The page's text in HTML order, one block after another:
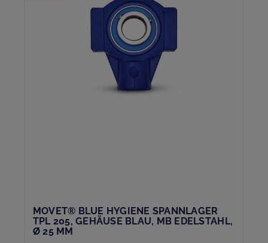
MOVET® BLUE HYGIENE SPANNLAGER
TPL 205, GEHÄUSE BLAU, MB EDELSTAHL,
Ø 25 MM